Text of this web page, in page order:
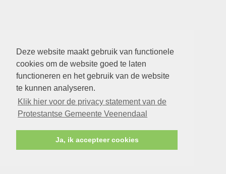
Deze website maakt gebruik van functionele
cookies om de website goed te laten
functioneren en het gebruik van de website
te kunnen analyseren.
Klik hier voor de privacy statement van de
Protestantse Gemeente Veenendaal
Ja, ik accepteer cookies